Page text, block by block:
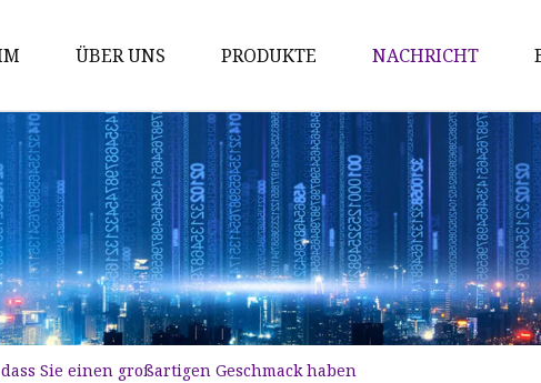
ÜBER UNS PRODUKTE
Wok
Bratpfannen
Kasserolle
Topf
Kochset
NACHRICHT
Sie einen großartigen Geschmack haben